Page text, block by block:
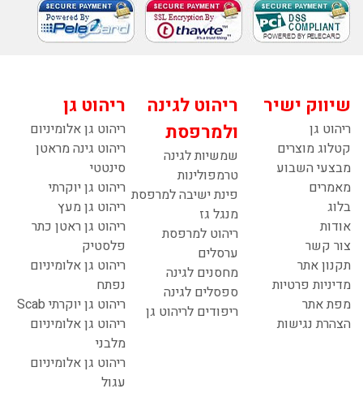
שיווק ישיר
ריהוט גן
קטלוג מוצרים
מבצעי השבוע
מאמרים
בלוג
אודות
צור קשר
תקנון אתר
מדיניות פרטיות
מפת אתר
הצהרת נגישות
ריהוט לגינה
ולמרפסת
שמשיות לגינה
טרמפולינות
פינת ישיבה למרפסת
מנגל גז
ריהוט למרפסת
ערסלים
מחסנים לגינה
ספסלים לגינה
ריפודים לריהוט גן
ריהוט גן
ריהוט גן אלומיניום
ריהוט גינה מראטן
סינטטי
ריהוט גן יוקרתי
ריהוט גן מעץ
ריהוט גן ראטן כתר
פלסטיק
ריהוט גן אלומיניום
נפתח
ריהוט גן יוקרתי Scab
ריהוט גן אלומיניום
מלבני
ריהוט גן אלומיניום
עגול